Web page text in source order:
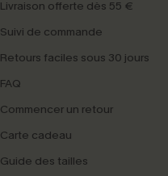
Livraison offerte dès 55 €
Suivi de commande
Retours faciles sous 30 jours
FAQ
Commencer un retour
Carte cadeau
Guide des tailles